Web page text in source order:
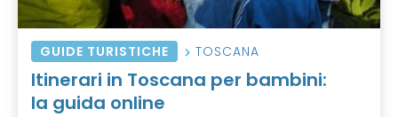
GUIDE TURISTICHE TOSCANA
Itinerari in Toscana per bambini:
la guida online